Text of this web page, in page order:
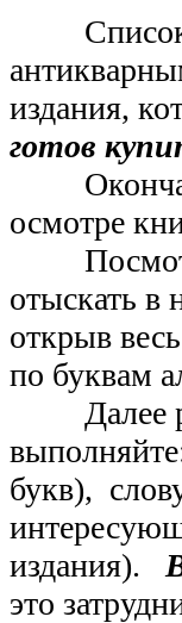
издания,
готов
осмотре
отыскать
открыв
по буквам
Далее
букв),
издания).
это